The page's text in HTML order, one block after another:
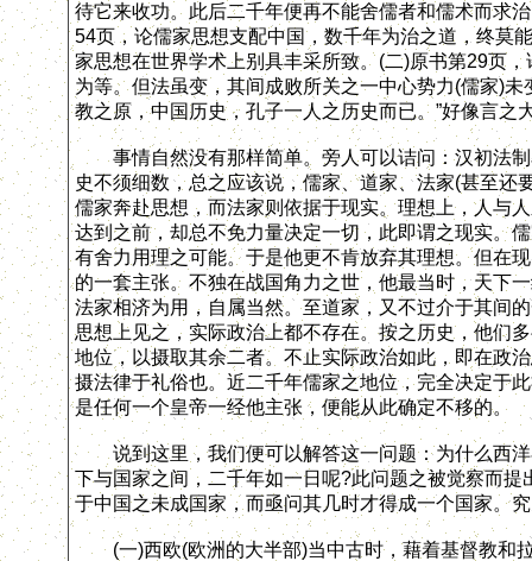
待它来收功。此后二千年便再不能舍儒者和儒术而求
54页，论儒家思想支配中国，数千年为治之道，终莫
家思想在世界学术上别具丰采所致。(二)原书第29页
为等。但法虽变，其间成败所关之一中心势力(儒家)
教之原，中国历史，孔子一人之历史而已。”好像言之
事情自然没有那样简单。旁人可以诘问：汉初法制
史不须细数，总之应该说，儒家、道家、法家(甚至
儒家奔赴思想，而法家则依据于现实。理想上，人与
达到之前，却总不免力量决定一切，此即谓之现实。
有舍力用理之可能。于是他更不肯放弃其理想。但在
的一套主张。不独在战国角力之世，他最当时，天下
法家相济为用，自属当然。至道家，又不过介于其间
思想上见之，实际政治上都不存在。按之历史，他们
地位，以摄取其余二者。不止实际政治如此，即在政
摄法律于礼俗也。近二千年儒家之地位，完全决定于
是任何一个皇帝一经他主张，便能从此确定不移的。
说到这里，我们便可以解答这一问题：为什么西洋
下与国家之间，二千年如一日呢?此问题之被觉察而
于中国之未成国家，而亟问其几时才得成一个国家。
(一)西欧(欧洲的大半部)当中古时，藉着基督教和拉